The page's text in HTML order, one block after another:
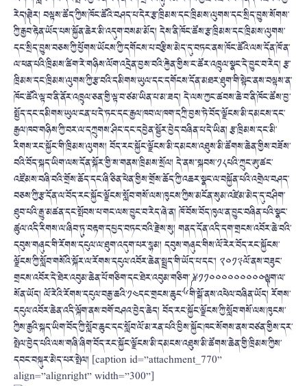
རེད།༽ཟེར། བལྟས་ཚོད་ཀྱིས་ཁོང་ཚོའི་བཤད་པ་དེར་རྩ་ཁྲིམས་དང་ཁྲིམས་ལུགས་དང་སྲིད་བྱུས་སོགས་
ཀྱི་རྒྱབ་རྟེན་ཡོད་པས་སྐྱོན་ཆེར་མི་འདུག་བསམ་མོད། དེས་ནི་ཁོང་ཚོས་རྩ་ཁྲིམས་དང་ཁྲིམས་ལུགས་
དང་སྲིད་བྱུས་བཅས་ཀྱི་ཕྱོགས་ཡོངས་ཀྱི་དགོངས་པ་བརྩིས་མེད་དུ་བཏང་ནས་ཁོང་ཚོའི་ལས་དོན་ཁོ་ན་
ལ་ཕན་པའི་ཁྲིམས་ཚིག་རེ་གཉིས་ལོག་འདྲེན་བྱས་བའི་རྐྱེན་གྱིས་ང་ཚོར་འཁྲུལ་སྣང་དེ་བྱུང་བ་རེད། རྩ་
ཁྲིམས་དང་ཁྲིམས་ལུགས་ཀྱི་རྩ་བའི་དམིགས་ཡུལ་དང་དགོངས་དོན་མཐར་ཐུག་གི་སྟེང་ནས་བལྟས་ན་
ཁོང་ཚོའི་ལྟ་བ་ནི་ནོར་འཁྲུལ་ཅན་གྱི་ལྟ་བ་ཙམ་ཡིན་པ་མ་ཟད། དེ་ལས་ཀྱང་ཚབས་ཆེ་བ་ནི་ཁོང་ཚོས་བྱ་
སྤྱོད་དང་དམིགས་ཡུལ་ངན་པ་དེ་ཏང་དང་རྒྱལ་ཁབ་ལ་ཁག་དཀྲི་བྱས་ཏེ་བོད་ལྗོངས་མི་དམངས་དང་
རྒྱལ་ཁབ་གཉིས་ཀྱི་བར་ལ་དཀྲུགས་ཤིང་དང་དབྱེན་སྦྱོར་བྱེད་བཞིན་པ་དེ་ཡིན། རྩ་ཁྲིམས་དང་མི་
རིགས་རང་སྐྱོང་གི་ཁྲིམས་ལུགས། བོད་རང་སྐྱོང་ལྗོངས་མི་དམངས་འཐུས་མི་ཚོགས་ཆེན་གྱིས་བཟོས་
བའི་བོད་སྐད་ཡིག་ལས་དོན་སྐོར་གྱི་ས་གནས་ཁྲིམས་སྲོལ། དེ་ནས་་སྐབས་༡༨པའི་ཀྲུང་ཨུ་ཚང་
འཛོམས་བཞི་བའི་གྲོས་ཆོད་དང་ཞི་ཅིན་ཕེན་གྱིས་གྲོས་ཆོད་ཀྱི་འཆར་སྣང་ལ་བསྐྱོན་པའི་འགྲེལ་བཤད་
བཅས་ཀྱི་རྩ་དོན་ལ་བོད་རང་སྐྱོང་ལྗོངས་སློབ་གསོ་ལས་ཁུངས་ཀྱིས་མངོན་སུམ་འཛེམ་མེད་དུ་བཤིག་
ཐུབ་པའི་རྒྱུ་མཚན་དང་སྤོབས་པ་གང་ལས་བྱུང་བ་རེད་ཞེ་ན། ཁོ་བོས་བོད་ཁུལ་ན་བྱུང་བཞིན་པའི་སྣང་
ཚུལ་འདི་རིགས་ལ་ཞིབ་ཏུ་བརྟག་དཔྱད་བཏང་བའི་རྗེས་སུ། གནད་དོན་འདི་དག་གྲངས་འབོར་ཆེ་བའི་
དབུས་གཞུང་གི་རོགས་དངུལ་ལ་ཐུག་འདུག་པར་སྙམ། དབུས་གཞུང་གིས་ལོ་རེར་བོད་རང་སྐྱོངས་
ལྗོངས་ཀྱི་སློབ་གསོའི་སྐོར་ལ་རོགས་དངུལ་འབོར་ཆེན་སྤྲད་གི་ཡོད་པ་དང་། ༢༠༡༣ལོ་ནས་བཟུང་
གྲངས་འབོར་དེ་ཐེར་འབུམ་ཆེན་པོ་གཅིག་དང་ཐེར་འབུམ་གཅིག་༼ ¥༡༡༠༠༠༠༠༠༠༠༠༽ལྷག་ལ་
སོན་ཡོད། ལོ་རེའི་རོགས་དངུལ་བརྒྱ་ཆའི་༡༤དང་གྲངས་ཆུང་༦གི་སྒོ་ནས་འཕེལ་བཞིན་ཡོད། རོགས་
དངུལ་འབོར་ཆེན་འདི་ལྐོག་ནས་བགོ་བཤའ་བྱེད་ཆེད། བོད་རང་སྐྱོང་ལྗོངས་ཀྱི་སློབ་གསོ་ལས་ཁུངས་
ཀྱིས་རྒྱའི་སྐད་ཡིག་བོད་ཀྱི་སློབ་ཆུང་དང་སློབ་ལོ་མ་རན་པའི་བྱིས་སྐྱོང་ཁང་སོགས་ནས་བཙན་གྱིས་དར་
སྤེལ་བྱེད་པའི་ལས་གཞི་ཞིག་བོད་རང་སྐྱོང་ལྗོངས་མི་དམངས་འཐུས་མི་ཚོགས་ཆེན་གྱི་ཁྲིམས་ཀྱིས་
དབང་བསྐུར་མེད་པར་སྤེལ། [caption id=”attachment_770”
align=”alignright” width=”300”]